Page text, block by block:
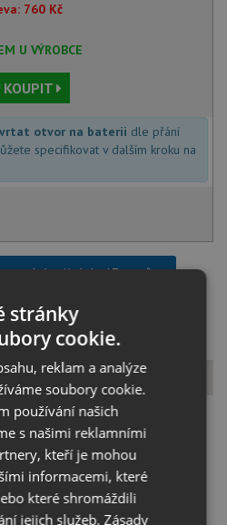
760 Kč
U VÝROBCE
KOUPIT
otvor na baterii dle přání
specifikovat v dalším kroku na
zbývajících 43 setů
má dřez 4 částečně předvrtané
baterie, excentru nebo
je možné dovrtat diamantovým
za zvýhodněnou cenu, jako
stránky
cookie.
reklam a analýze
soubory cookie.
používání našich
s našimi reklamními
kteří je mohou
informacemi, které
které shromáždili
jejich služeb.Zásady